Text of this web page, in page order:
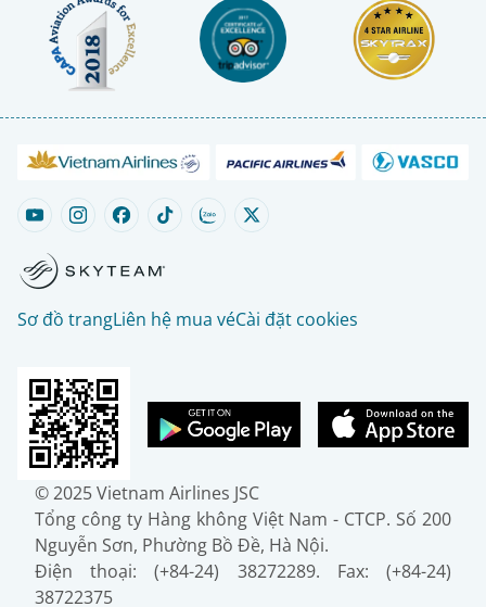
Sơ đồ trangLiên hệ mua véCài đặt cookies
© 2025 Vietnam Airlines JSC
Tổng công ty Hàng không Việt Nam - CTCP. Số 200
Nguyễn Sơn, Phường Bồ Đề, Hà Nội.
Điện thoại: (+84-24) 38272289. Fax: (+84-24)
38722375